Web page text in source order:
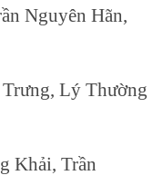
Nguyên Hãn,
Lý Thường
Khải, Trần